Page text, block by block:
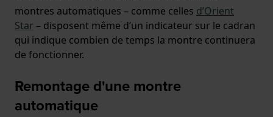
montres automatiques – comme celles d’Orient
Star – disposent même d’un indicateur sur le cadran
qui indique combien de temps la montre continuera
de fonctionner.
Remontage d'une montre
automatique